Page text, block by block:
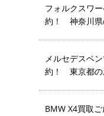
フォルクスワ
約！ 神奈川県
メルセデスベ
約！ 東京都の
BMW X4買取